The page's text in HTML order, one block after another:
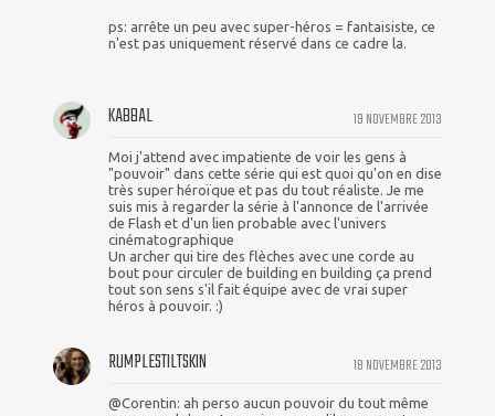
ps: arrête un peu avec super-héros = fantaisiste, ce
n'est pas uniquement réservé dans ce cadre la.
19 NOVEMBRE 2013
KABBAL
Moi j'attend avec impatiente de voir les gens à
"pouvoir" dans cette série qui est quoi qu'on en dise
très super héroïque et pas du tout réaliste. Je me
suis mis à regarder la série à l'annonce de l'arrivée
de Flash et d'un lien probable avec l'univers
cinématographique
Un archer qui tire des flèches avec une corde au
bout pour circuler de building en building ça prend
tout son sens s'il fait équipe avec de vrai super
héros à pouvoir. :)
18 NOVEMBRE 2013
RUMPLESTILTSKIN
@Corentin: ah perso aucun pouvoir du tout même